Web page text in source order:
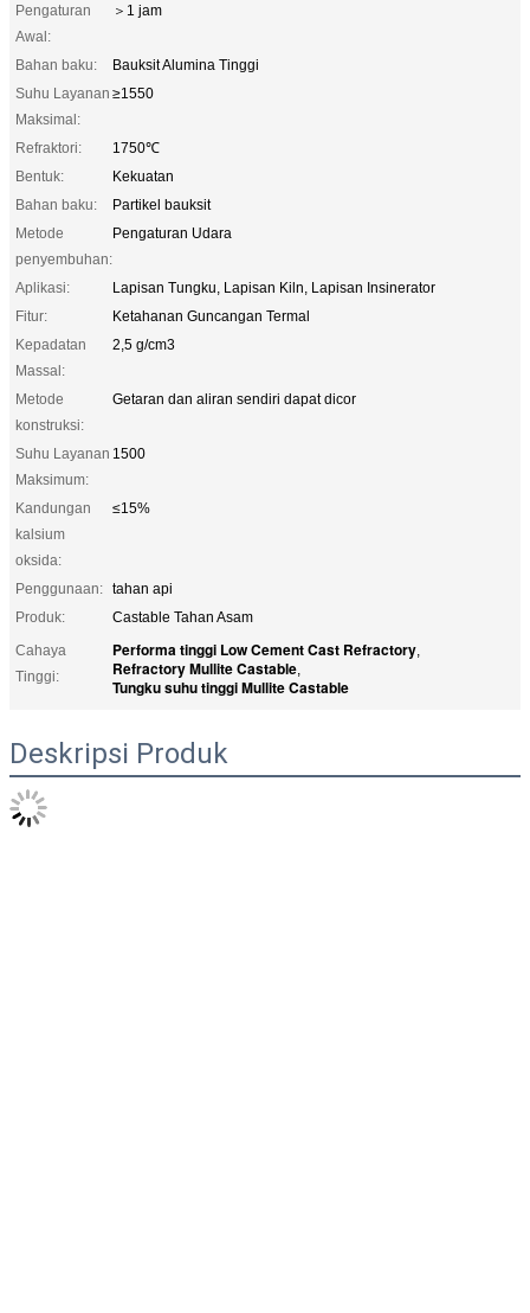
Pengaturan
Awal:
＞1 jam
Bahan baku:
Bauksit Alumina Tinggi
Suhu Layanan
Maksimal:
≥1550
Refraktori:
1750℃
Bentuk:
Kekuatan
Bahan baku:
Partikel bauksit
Metode
penyembuhan:
Pengaturan Udara
Aplikasi:
Lapisan Tungku, Lapisan Kiln, Lapisan Insinerator
Fitur:
Ketahanan Guncangan Termal
Kepadatan
Massal:
2,5 g/cm3
Metode
konstruksi:
Getaran dan aliran sendiri dapat dicor
Suhu Layanan
Maksimum:
1500
Kandungan
kalsium
oksida:
≤15%
Penggunaan: tahan api
Produk:
Castable Tahan Asam
Cahaya
Tinggi:
Performa tinggi Low Cement Cast Refractory,
Refractory Mullite Castable,
Tungku suhu tinggi Mullite Castable
Deskripsi Produk